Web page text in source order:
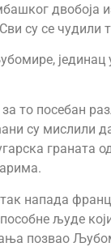
двобоја
су се чудили
јединац
то посебан
су мислили
граната
напада
људе
позвао